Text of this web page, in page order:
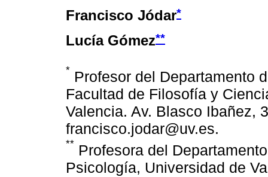
Francisco Jódar*
Lucía Gómez**
* Profesor del Departamento
Facultad de Filosofía y
Valencia. Av. Blasco Ibañez,
francisco.jodar@uv.es.
** Profesora del
Psicología, Universidad de